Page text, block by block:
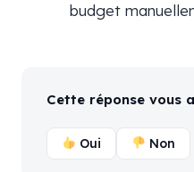
budget
Cette réponse vous
Oui Non